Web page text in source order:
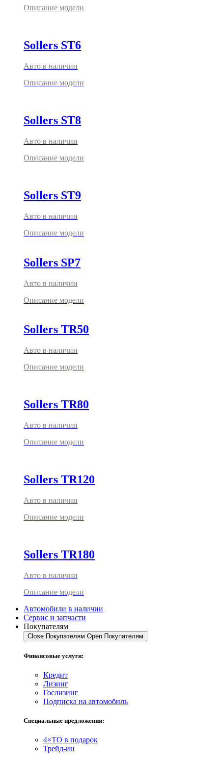
Описание модели
Sollers ST6
Авто в наличии
Описание модели
Sollers ST8
Авто в наличии
Описание модели
Sollers ST9
Авто в наличии
Описание модели
Sollers SP7
Авто в наличии
Описание модели
Sollers TR50
Авто в наличии
Описание модели
Sollers TR80
Авто в наличии
Описание модели
Sollers TR120
Авто в наличии
Описание модели
Sollers TR180
Авто в наличии
Описание модели
Автомобили в наличии
Сервис и запчасти
Покупателям
Close Покупателям Open Покупателям
Финансовые услуги:
Кредит
Лизинг
Гослизинг
Подписка на автомобиль
Специальные предложения:
4×ТО в подарок
Трейд-ин